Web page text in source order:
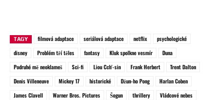
TAGY filmová adaptace seriálová adaptace netflix
psychologické
disney
Problém tří těles fantasy Kluk spolkne vesmír
Duna
Podruhé mě neoklameš
Sci-fi Liou Cch'-sin Frank Herbert
Trent Dalton
Denis Villeneuve
Mickey 17 historické Džun-ho Pong
Harlan Coben
James Clavell
Warner Bros. Pictures Šogun thrillery
Vládcové nebes